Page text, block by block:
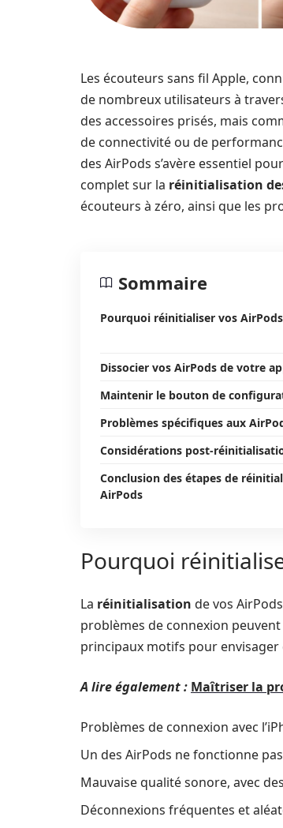
Les écouteurs sans fil Apple,
de nombreux utilisateurs à
des accessoires prisés, mais
de connectivité ou de
des AirPods s’avère essentiel
complet sur la réinitialisation
écouteurs à zéro, ainsi que les
Sommaire
Pourquoi réinitialiser vos
Dissocier vos AirPods de votre
Maintenir le bouton de
Problèmes spécifiques aux
Considérations post-
Conclusion des étapes de
AirPods
Pourquoi
La réinitialisation de vos
problèmes de connexion
principaux motifs pour
A lire également : Maîtriser la
Problèmes de connexion avec
Un des AirPods ne fonctionne
Mauvaise qualité sonore, avec
Déconnexions fréquentes et